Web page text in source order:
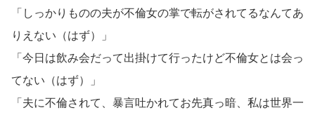
「しっかりものの夫が不倫女の掌で転がされてるなんてあ
りえない（はず）」
「今日は飲み会だって出掛けて行ったけど不倫女とは会っ
てない（はず）」
「夫に不倫されて、暴言吐かれてお先真っ暗、私は世界一